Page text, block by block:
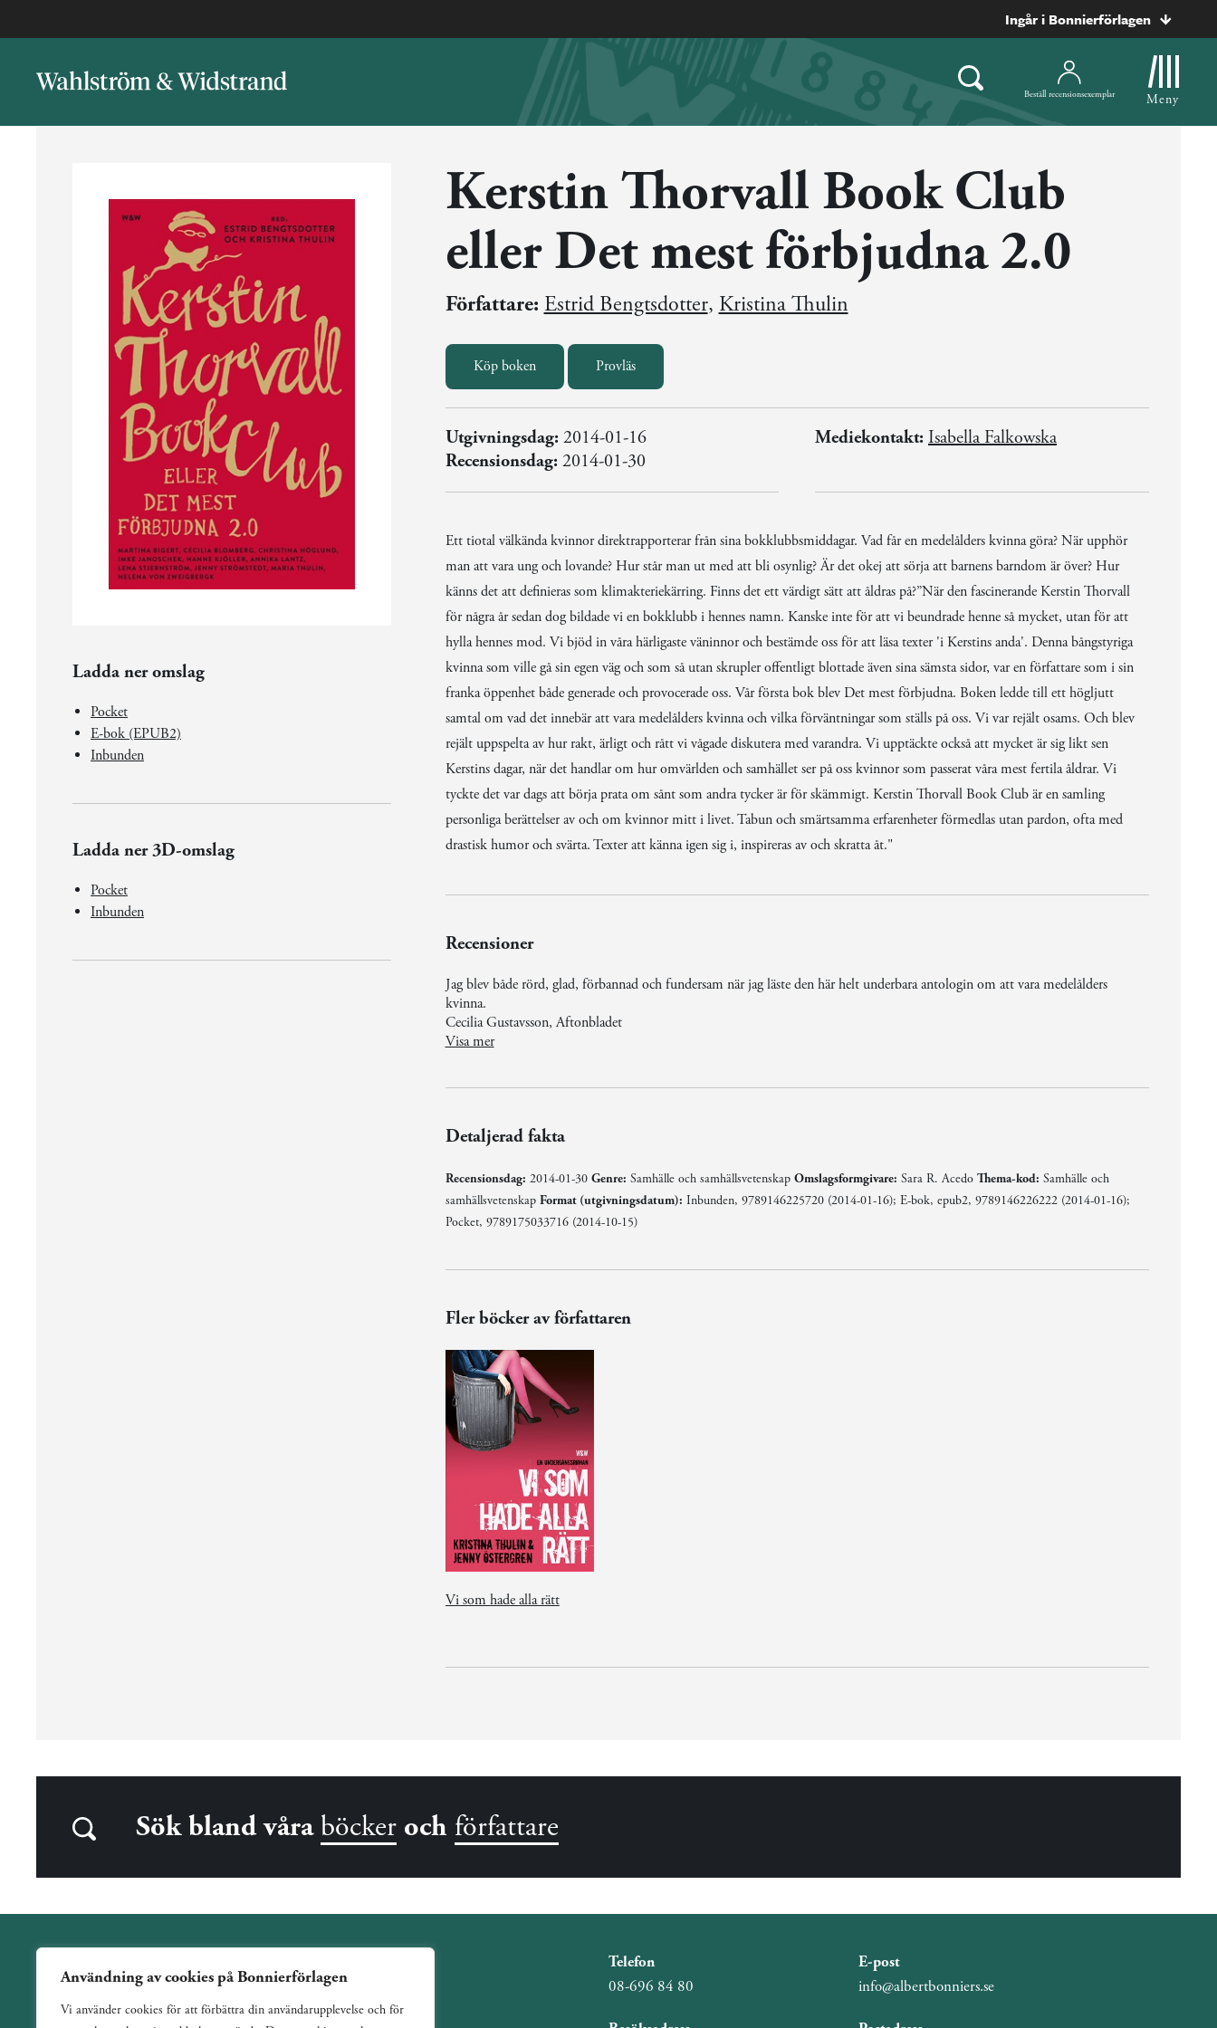
Användning av cookies på Bonnierförlagen
Vi använder cookies för att förbättra din användarupplevelse och för
Ingår i Bonnierförlagen
Beställ recensionsexemplar Meny
Ladda ner omslag
Pocket
E-bok (EPUB2)
Inbunden
Ladda ner 3D-omslag
Pocket
Inbunden
Kerstin Thorvall Book Club
eller Det mest förbjudna 2.0
Författare: Estrid Bengtsdotter, Kristina Thulin
Köp boken Provläs
Utgivningsdag:2014-01-16
Recensionsdag:2014-01-30
Mediekontakt: Isabella Falkowska
Ett tiotal välkända kvinnor direktrapporterar från sina bokklubbsmiddagar. Vad får en medelålders kvinna göra? När upphör
man att vara ung och lovande? Hur står man ut med att bli osynlig? Är det okej att sörja att barnens barndom är över? Hur
känns det att definieras som klimakteriekärring. Finns det ett värdigt sätt att åldras på?”När den fascinerande Kerstin Thorvall
för några år sedan dog bildade vi en bokklubb i hennes namn. Kanske inte för att vi beundrade henne så mycket, utan för att
hylla hennes mod. Vi bjöd in våra härligaste väninnor och bestämde oss för att läsa texter 'i Kerstins anda'. Denna bångstyriga
kvinna som ville gå sin egen väg och som så utan skrupler offentligt blottade även sina sämsta sidor, var en författare som i sin
franka öppenhet både generade och provocerade oss. Vår första bok blev Det mest förbjudna. Boken ledde till ett högljutt
samtal om vad det innebär att vara medelålders kvinna och vilka förväntningar som ställs på oss. Vi var rejält osams. Och blev
rejält uppspelta av hur rakt, ärligt och rått vi vågade diskutera med varandra. Vi upptäckte också att mycket är sig likt sen
Kerstins dagar, när det handlar om hur omvärlden och samhället ser på oss kvinnor som passerat våra mest fertila åldrar. Vi
tyckte det var dags att börja prata om sånt som andra tycker är för skämmigt. Kerstin Thorvall Book Club är en samling
personliga berättelser av och om kvinnor mitt i livet. Tabun och smärtsamma erfarenheter förmedlas utan pardon, ofta med
drastisk humor och svärta. Texter att känna igen sig i, inspireras av och skratta åt."
Recensioner
Jag blev både rörd, glad, förbannad och fundersam när jag läste den här helt underbara antologin om att vara medelålders
kvinna.
Cecilia Gustavsson, Aftonbladet
Visa mer
Detaljerad fakta
Recensionsdag: 2014-01-30 Genre: Samhälle och samhällsvetenskap Omslagsformgivare: Sara R. Acedo Thema-kod: Samhälle och
samhällsvetenskap Format (utgivningsdatum): Inbunden, 9789146225720 (2014-01-16); E-bok, epub2, 9789146226222 (2014-01-16);
Pocket, 9789175033716 (2014-10-15)
Fler böcker av författaren
Vi som hade alla rätt
Sök bland våra böcker och författare
Wahlström & Widstrand är ett allmänutgivande förlag
Telefon
08-696 84 80
E-post
info@albertbonniers.se